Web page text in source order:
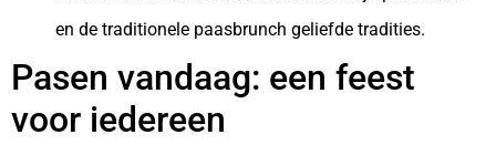
en de traditionele paasbrunch geliefde tradities.
Pasen vandaag: een feest
voor iedereen